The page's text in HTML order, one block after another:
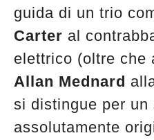
guida di un trio
Carter al
elettrico (oltre che
Allan Mednard
si distingue per un
assolutamente